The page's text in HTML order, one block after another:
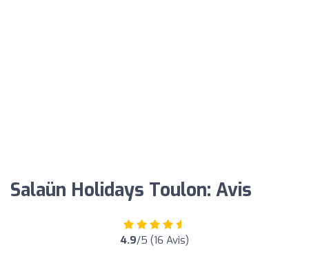
Salaün Holidays Toulon: Avis
4.9/5 (16 Avis)